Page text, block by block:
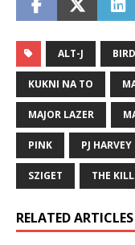
ALT-J
KUKNI NA TO
MAJOR LAZER
PINK PJ HARVEY
SZIGET THE
RELATED ARTICLES